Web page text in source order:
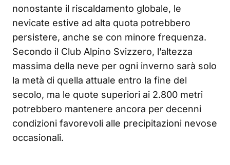
nonostante il riscaldamento globale, le
nevicate estive ad alta quota potrebbero
persistere, anche se con minore frequenza.
Secondo il Club Alpino Svizzero, l’altezza
massima della neve per ogni inverno sarà solo
la metà di quella attuale entro la fine del
secolo, ma le quote superiori ai 2.800 metri
potrebbero mantenere ancora per decenni
condizioni favorevoli alle precipitazioni nevose
occasionali.